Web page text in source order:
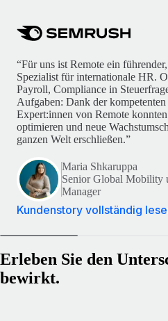
“Für uns ist Remote ein
Spezialist für internationale HR.
Payroll, Compliance in
Aufgaben: Dank der
Expert:innen von Remote
optimieren und neue
ganzen Welt erschließen.”
Maria Shkaruppa
Senior Global Mobility
Manager
Kundenstory vollständig
Erleben Sie den
bewirkt.